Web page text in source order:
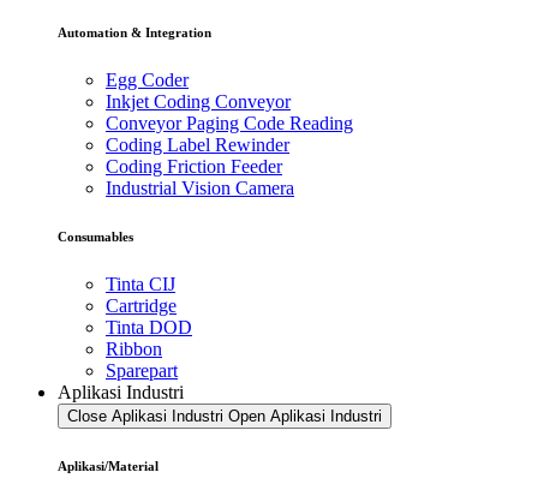
Automation & Integration
Egg Coder
Inkjet Coding Conveyor
Conveyor Paging Code Reading
Coding Label Rewinder
Coding Friction Feeder
Industrial Vision Camera
Consumables
Tinta CIJ
Cartridge
Tinta DOD
Ribbon
Sparepart
Aplikasi Industri
Close Aplikasi Industri Open Aplikasi Industri
Aplikasi/Material